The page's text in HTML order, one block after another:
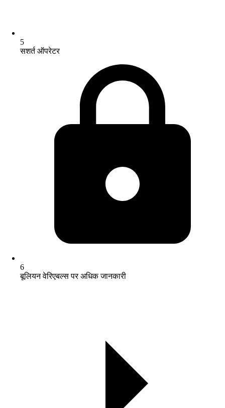
5
सशर्त ऑपरेटर
6
बूलियन वेरिएबल्स पर अधिक जानकारी